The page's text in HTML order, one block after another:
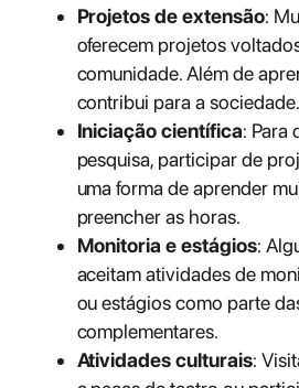
Projetos de extensão:
oferecem projetos
comunidade. Além de
contribui para a sociedade.
Iniciação científica: Para
pesquisa, participar de
uma forma de aprender
preencher as horas.
Monitoria e estágios:
aceitam atividades de
ou estágios como parte
complementares.
Atividades culturais: